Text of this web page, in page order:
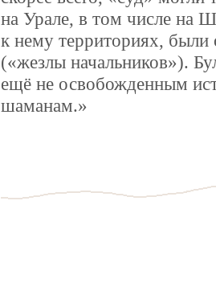
на Урале, в том числе на
к нему территориях,
(«жезлы начальников»).
ещё не освобожденным
шаманам.